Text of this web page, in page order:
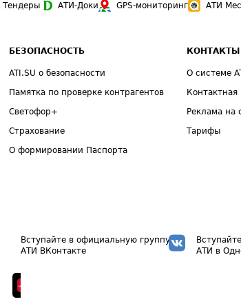
Тендеры АТИ-Доки GPS-мониторинг АТИ
БЕЗОПАСНОСТЬ
ATI.SU о безопасности
Памятка по проверке контрагентов
Светофор+
Страхование
О формировании Паспорта
О системе
Реклама на
Тарифы
Вступайте в официальную группу
АТИ ВКонтакте
АТИ в